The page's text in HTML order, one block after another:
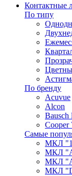
Контактные
По типу
По бренду
Acuvue
Alcon
Bausch
Cooper
Самые
МКЛ "1-
МКЛ
МКЛ
МКЛ